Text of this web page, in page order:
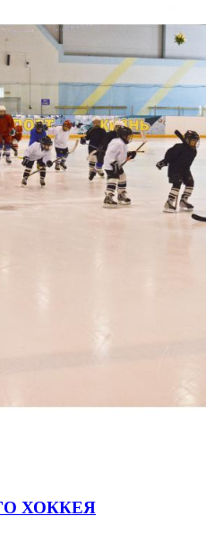
ХОККЕЯ